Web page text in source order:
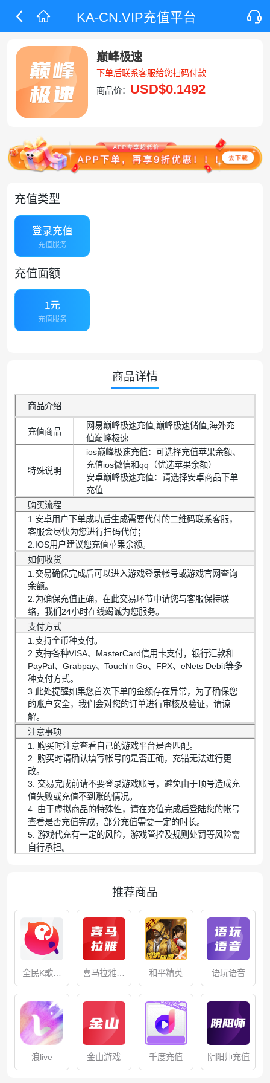
KA-CN.VIP充值平台
巅峰极速
下单后联系客服给您扫码付款
商品价： USD$0.1492
充值类型
登录充值
充值服务
充值面额
1元
充值服务
商品详情
商品介绍
充值商品
网易巅峰极速充值,巅峰极速储值,海外充
值巅峰极速
特殊说明
ios巅峰极速充值：可选择充值苹果余额、
充值ios微信和qq（优选苹果余额）
安卓巅峰极速充值：请选择安卓商品下单
充值
购买流程
1.安卓用户下单成功后生成需要代付的二维码联系客服，
客服会尽快为您进行扫码代付；
2.IOS用户建议您充值苹果余额。
如何收货
1.交易确保完成后可以进入游戏登录帐号或游戏官网查询
余额。
2.为确保充值正确，在此交易环节中请您与客服保持联
络，我们24小时在线竭诚为您服务。
支付方式
1.支持全币种支付。
2.支持各种VISA、MasterCard信用卡支付，银行汇款和
PayPal、Grabpay、Touch'n Go、FPX、eNets Debit等多
种支付方式。
3.此处提醒如果您首次下单的金额存在异常，为了确保您
的账户安全，我们会对您的订单进行审核及验证，请谅
解。
注意事项
1. 购买时注意查看自己的游戏平台是否匹配。
2. 购买时请确认填写帐号的是否正确，充错无法进行更
改。
3. 交易完成前请不要登录游戏账号，避免由于顶号造成充
值失败或充值不到账的情况。
4. 由于虚拟商品的特殊性，请在充值完成后登陆您的帐号
查看是否充值完成，部分充值需要一定的时长。
5. 游戏代充有一定的风险，游戏管控及规则处罚等风险需
自行承担。
推荐商品
全民K歌充
值
喜马拉雅充
值
和平精英 语玩语音
浪live 金山游戏 千度充值 阴阳师充值